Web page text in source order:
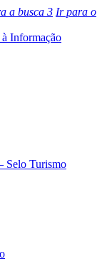
a busca 3 Ir para o
à Informação
Selo Turismo